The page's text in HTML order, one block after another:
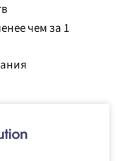
чем за 1